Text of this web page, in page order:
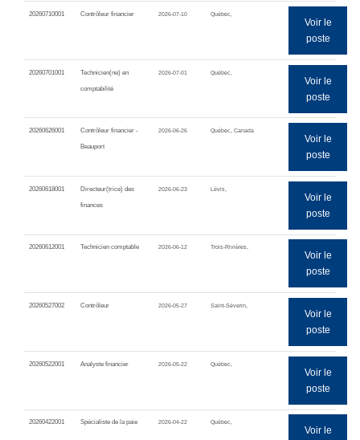
20260710001 Contrôleur financier 2026-07-10 Québec,
Voir le
poste
20260701001 Technicien(ne) en
comptabilité
2026-07-01 Québec,
Voir le
poste
20260626001 Contrôleur financier -
Beauport
2026-06-26 Québec, Canada
Voir le
poste
20260618001 Directeur(trice) des
finances
2026-06-23 Lévis,
Voir le
poste
20260612001 Technicien comptable 2026-06-12 Trois-Rivières,
Voir le
poste
20260527002 Contrôleur 2026-05-27 Saint-Séverin,
Voir le
poste
20260522001 Analyste financier 2026-05-22 Québec,
Voir le
poste
20260422001 Spécialiste de la paie 2026-04-22 Québec,
Voir le